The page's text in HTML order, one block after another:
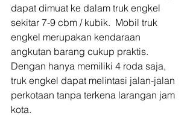
dapat dimuat ke dalam truk engkel
sekitar 7-9 cbm / kubik.  Mobil truk
engkel merupakan kendaraan
angkutan barang cukup praktis.
Dengan hanya memiliki 4 roda saja,
truk engkel dapat melintasi jalan-jalan
perkotaan tanpa terkena larangan jam
kota.